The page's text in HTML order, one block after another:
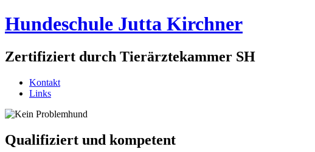
Hundeschule Jutta Kirchner
Zertifiziert durch Tierärztekammer SH
Kontakt
Links
Qualifiziert und kompetent